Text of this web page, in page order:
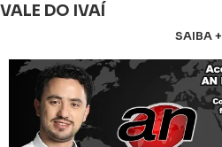
VALE DO IVAÍ
SAIBA +